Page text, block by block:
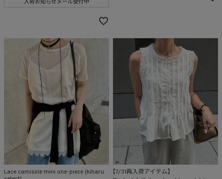
入荷お知らせメール受付中
Lace camisole mini one-piece (kiharu
【7/31再入荷アイテム】